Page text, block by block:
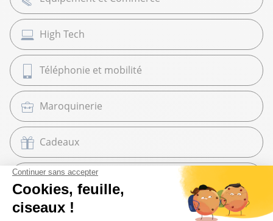
High Tech
Téléphonie et mobilité
Maroquinerie
Cadeaux
Librairie
Beaux Arts